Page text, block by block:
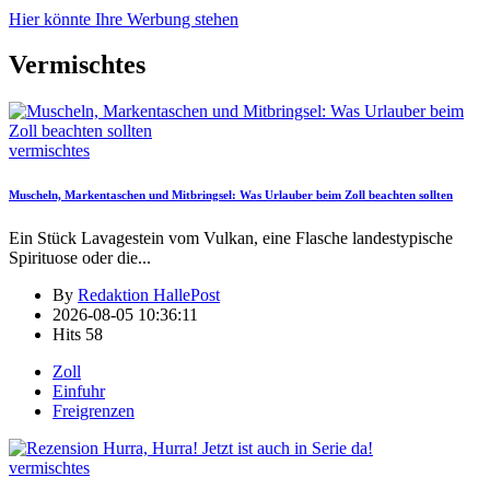
Hier könnte Ihre Werbung stehen
Vermischtes
vermischtes
Muscheln, Markentaschen und Mitbringsel: Was Urlauber beim Zoll beachten sollten
Ein Stück Lavagestein vom Vulkan, eine Flasche landestypische
Spirituose oder die...
By Redaktion HallePost
2026-08-05 10:36:11
Hits 58
Zoll
Einfuhr
Freigrenzen
vermischtes